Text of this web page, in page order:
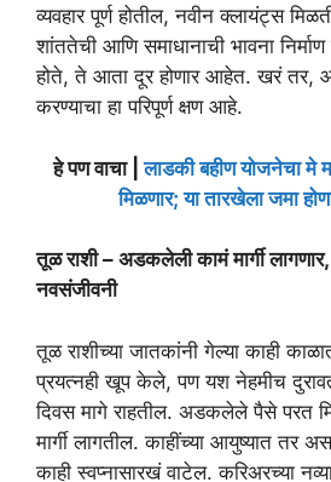
व्यवहार पूर्ण होतील, नवीन क्लायंट्स
शांततेची आणि समाधानाची भावना
होते, ते आता दूर होणार आहेत. खरं तर,
करण्याचा हा परिपूर्ण क्षण आहे.
हे पण वाचा |लाडकी बहीण योजनेचा मे
मिळणार; या तारखेला जमा
तूळ राशी – अडकलेली कामं मार्गी
नवसंजीवनी
तूळ राशीच्या जातकांनी गेल्या काही
प्रयत्नही खूप केले, पण यश नेहमीच
दिवस मागे राहतील. अडकलेले पैसे परत
मार्गी लागतील. काहींच्या आयुष्यात तर
काही स्वप्नासारखं वाटेल. करिअरच्या